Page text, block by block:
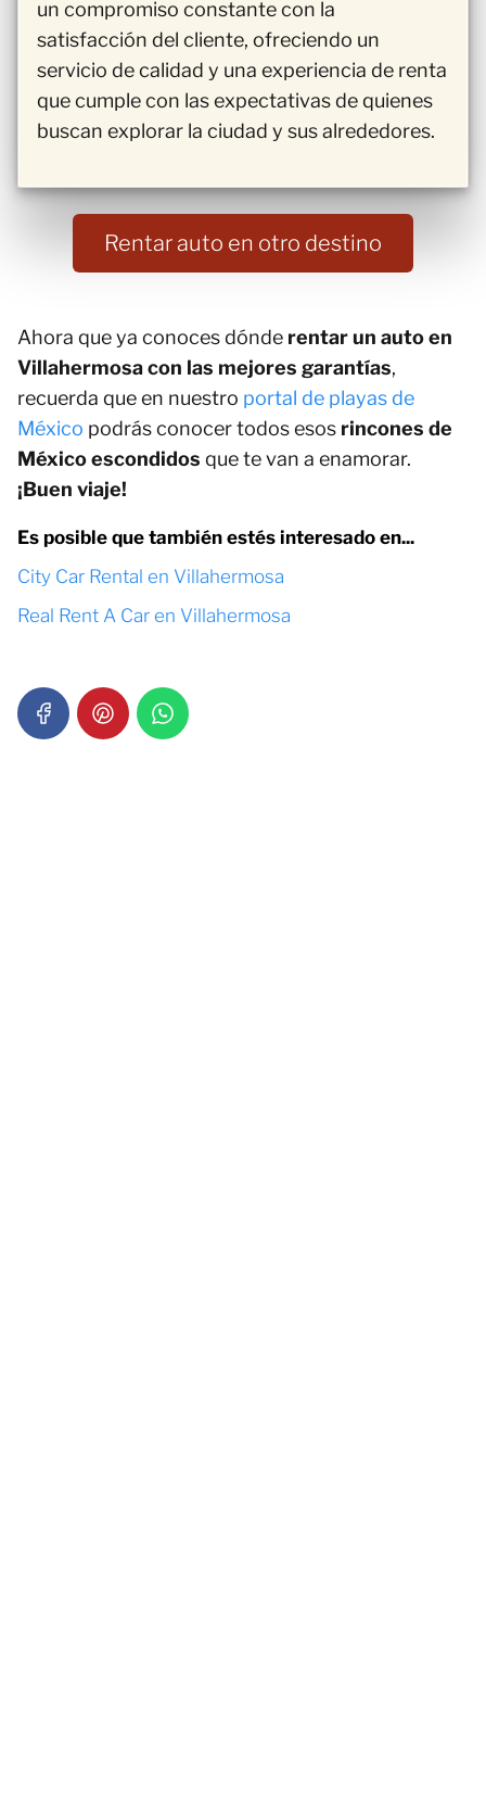
un compromiso constante con la
satisfacción del cliente, ofreciendo un
servicio de calidad y una experiencia de renta
que cumple con las expectativas de quienes
buscan explorar la ciudad y sus alrededores.
Rentar auto en otro destino
Ahora que ya conoces dónde rentar un auto en
Villahermosa con las mejores garantías,
recuerda que en nuestro portal de playas de
México podrás conocer todos esos rincones de
México escondidos que te van a enamorar.
¡Buen viaje!
Es posible que también estés interesado en...
City Car Rental en Villahermosa
Real Rent A Car en Villahermosa